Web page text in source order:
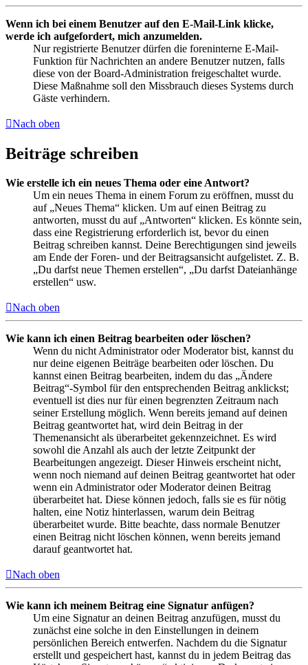
Wenn ich bei einem Benutzer auf den E-Mail-Link klicke,
werde ich aufgefordert, mich anzumelden.
Nur registrierte Benutzer dürfen die foreninterne E-Mail-
Funktion für Nachrichten an andere Benutzer nutzen, falls
diese von der Board-Administration freigeschaltet wurde.
Diese Maßnahme soll den Missbrauch dieses Systems durch
Gäste verhindern.
Nach oben
Beiträge schreiben
Wie erstelle ich ein neues Thema oder eine Antwort?
Um ein neues Thema in einem Forum zu eröffnen, musst du
auf „Neues Thema“ klicken. Um auf einen Beitrag zu
antworten, musst du auf „Antworten“ klicken. Es könnte sein,
dass eine Registrierung erforderlich ist, bevor du einen
Beitrag schreiben kannst. Deine Berechtigungen sind jeweils
am Ende der Foren- und der Beitragsansicht aufgelistet. Z. B.
„Du darfst neue Themen erstellen“, „Du darfst Dateianhänge
erstellen“ usw.
Nach oben
Wie kann ich einen Beitrag bearbeiten oder löschen?
Wenn du nicht Administrator oder Moderator bist, kannst du
nur deine eigenen Beiträge bearbeiten oder löschen. Du
kannst einen Beitrag bearbeiten, indem du das „Ändere
Beitrag“-Symbol für den entsprechenden Beitrag anklickst;
eventuell ist dies nur für einen begrenzten Zeitraum nach
seiner Erstellung möglich. Wenn bereits jemand auf deinen
Beitrag geantwortet hat, wird dein Beitrag in der
Themenansicht als überarbeitet gekennzeichnet. Es wird
sowohl die Anzahl als auch der letzte Zeitpunkt der
Bearbeitungen angezeigt. Dieser Hinweis erscheint nicht,
wenn noch niemand auf deinen Beitrag geantwortet hat oder
wenn ein Administrator oder Moderator deinen Beitrag
überarbeitet hat. Diese können jedoch, falls sie es für nötig
halten, eine Notiz hinterlassen, warum dein Beitrag
überarbeitet wurde. Bitte beachte, dass normale Benutzer
einen Beitrag nicht löschen können, wenn bereits jemand
darauf geantwortet hat.
Nach oben
Wie kann ich meinem Beitrag eine Signatur anfügen?
Um eine Signatur an deinen Beitrag anzufügen, musst du
zunächst eine solche in den Einstellungen in deinem
persönlichen Bereich entwerfen. Nachdem du die Signatur
erstellt und gespeichert hast, kannst du in jedem Beitrag das